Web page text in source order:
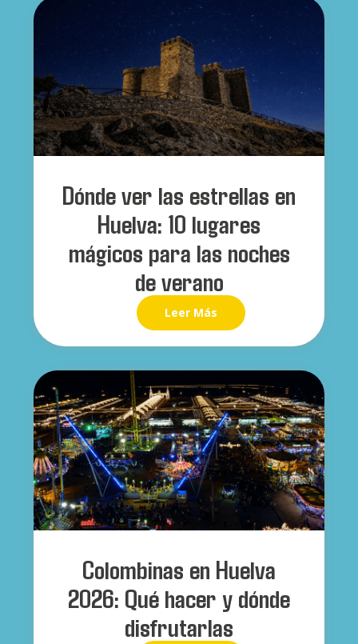
Dónde ver las estrellas en
Huelva: 10 lugares
mágicos para las noches
de verano
Leer Más
Colombinas en Huelva
2026: Qué hacer y dónde
disfrutarlas